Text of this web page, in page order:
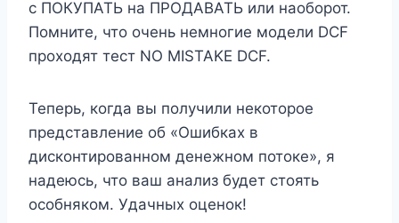
с ПОКУПАТЬ на ПРОДАВАТЬ или наоборот.
Помните, что очень немногие модели DCF
проходят тест NO MISTAKE DCF.
Теперь, когда вы получили некоторое
представление об «Ошибках в
дисконтированном денежном потоке», я
надеюсь, что ваш анализ будет стоять
особняком. Удачных оценок!